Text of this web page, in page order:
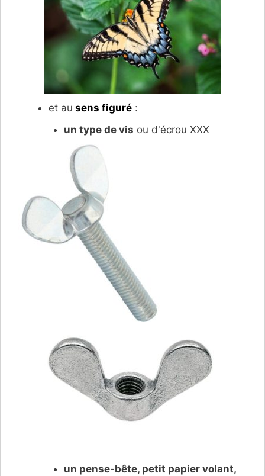
et au sens figuré :
un type de vis ou d'écrou XXX
un pense-bête, petit papier volant,